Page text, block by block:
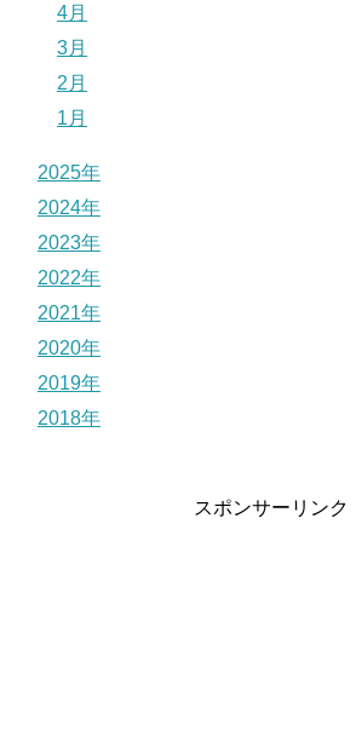
4月
3月
2月
1月
2025年
2024年
2023年
2022年
2021年
2020年
2019年
2018年
スポンサーリンク